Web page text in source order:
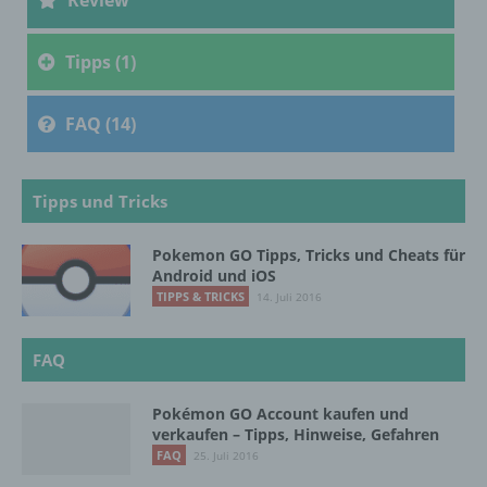
Tipps (1)
FAQ (14)
Tipps und Tricks
Pokemon GO Tipps, Tricks und Cheats für
Android und iOS
TIPPS & TRICKS 14. Juli 2016
FAQ
Pokémon GO Account kaufen und
verkaufen – Tipps, Hinweise, Gefahren
FAQ 25. Juli 2016
c) Verarbeitung
Verarbeitung ist jeder mit oder ohne Hilfe
automatisierter Verfahren ausgeführte
Vorgang oder jede solche Vorgangsreihe im
die Anpassung oder Veränderung, das
die Offenlegung durch Übermittlung,
Verbreitung oder eine andere Form der
Bereitstellung, den Abgleich oder die
Verknüpfung, die Einschränkung, das
Löschen oder die Vernichtung.
d) Einschränkung der Verarbeitung
Einschränkung der Verarbeitung ist die